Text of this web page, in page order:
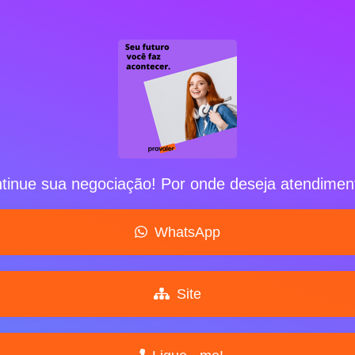
sua negociação! Por onde deseja
WhatsApp
Site